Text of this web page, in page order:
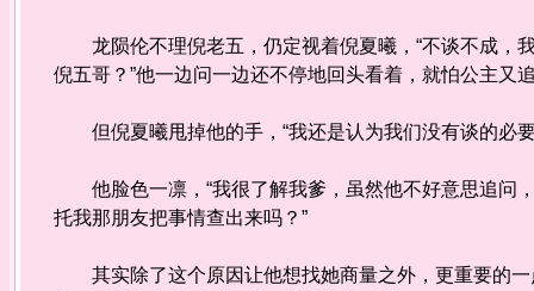
龙陨伦不理倪老五，仍定视着倪夏曦，“不谈不成，
倪五哥？”他一边问一边还不停地回头看着，就怕公主又
但倪夏曦甩掉他的手，“我还是认为我们没有谈的必
他脸色一凛，“我很了解我爹，虽然他不好意思追问
托我那朋友把事情查出来吗？”
其实除了这个原因让他想找她商量之外，更重要的